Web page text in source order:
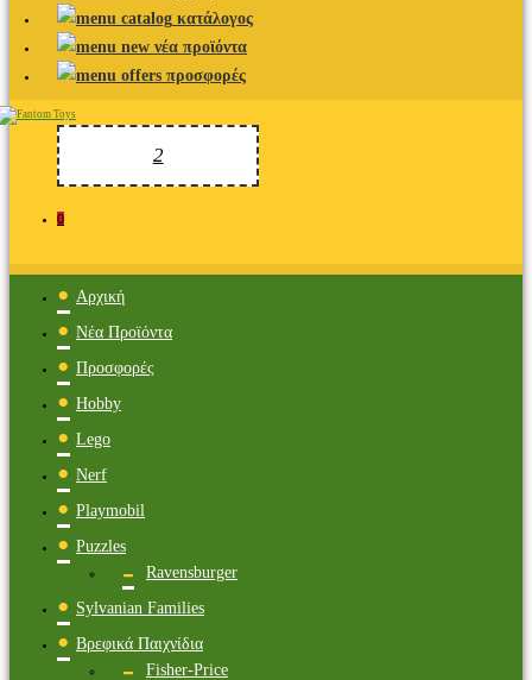
κατάλογος
νέα προϊόντα
προσφορές
0
Αρχική
Νέα Προϊόντα
Προσφορές
Hobby
Lego
Nerf
Playmobil
Puzzles
Ravensburger
Sylvanian Families
Βρεφικά Παιχνίδια
Fisher-Price